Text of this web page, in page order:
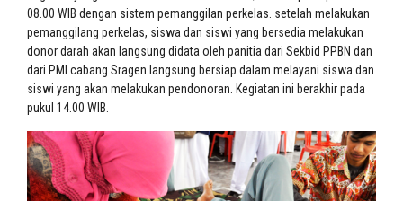
08.00 WIB dengan sistem pemanggilan perkelas. setelah melakukan
pemanggilang perkelas, siswa dan siswi yang bersedia melakukan
donor darah akan langsung didata oleh panitia dari Sekbid PPBN dan
dari PMI cabang Sragen langsung bersiap dalam melayani siswa dan
siswi yang akan melakukan pendonoran. Kegiatan ini berakhir pada
pukul 14.00 WIB.